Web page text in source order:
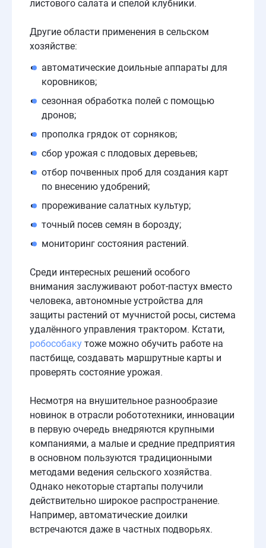
листового салата и спелой клубники.
Другие области применения в сельском
хозяйстве:
автоматические доильные аппараты для
коровников;
сезонная обработка полей с помощью
дронов;
прополка грядок от сорняков;
сбор урожая с плодовых деревьев;
отбор почвенных проб для создания карт
по внесению удобрений;
прореживание салатных культур;
точный посев семян в борозду;
мониторинг состояния растений.
Среди интересных решений особого
внимания заслуживают робот-пастух вместо
человека, автономные устройства для
защиты растений от мучнистой росы, система
удалённого управления трактором. Кстати,
робособакутоже можно обучить работе на
пастбище, создавать маршрутные карты и
проверять состояние урожая.
Несмотря на внушительное разнообразие
новинок в отрасли робототехники, инновации
в первую очередь внедряются крупными
компаниями, а малые и средние предприятия
в основном пользуются традиционными
методами ведения сельского хозяйства.
Однако некоторые стартапы получили
действительно широкое распространение.
Например, автоматические доилки
встречаются даже в частных подворьях.